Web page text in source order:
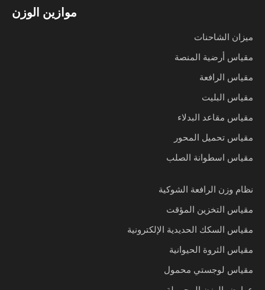
موازين الوزن
ميزان الشاحنات
مقياس أرضية المنصة
مقياس الرافعة
مقياس البليت
مقياس مقاعد البدلاء
مقياس تحميل المحور
مقياس اسطوانة الصلب
نظام وزن الرافعة الشوكية
مقياس التخزين المؤقت
مقياس السكك الحديدية الإلكترونية
مقياس الثروة الحيوانية
مقياس لوجستي محمول